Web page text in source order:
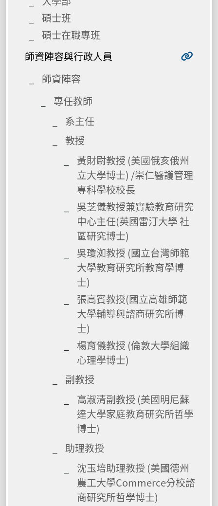
碩士班
碩士在職專班
師資陣容與行政人員
師資陣容
專任教師
系主任
教授
黃財尉教授 (美國俄亥俄州
立大學博士) /崇仁醫護管理
專科學校校長
吳芝儀教授兼實驗教育研究
中心主任(英國雷汀大學 社
區研究博士)
吳瓊洳教授 (國立台灣師範
大學教育研究所教育學博
士)
張高賓教授(國立高雄師範
大學輔導與諮商研究所博
士)
楊育儀教授 (倫敦大學組織
心理學博士)
副教授
高淑清副教授 (美國明尼蘇
達大學家庭教育研究所哲學
博士)
助理教授
沈玉培助理教授 (美國德州
農工大學Commerce分校諮
商研究所哲學博士)